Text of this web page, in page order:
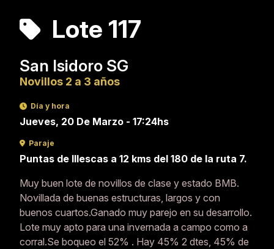
Lote 117
San Isidoro SG
Novillos 2 a 3 años
Día y hora
Jueves, 20 De Marzo - 17:24hs
Paraje
Puntas de Illescas a 12 kms del 180 de la ruta 7.
Muy buen lote de novillos de clase y estado BMB.
Novillada de buenas estructuras, largos y con
buenos cuartos.Ganado muy parejo en su desarrollo.
Lote muy apto para una invernada a campo como a
corral.Se boqueo el 52% . Hay 45% 2 dtes, 45% de